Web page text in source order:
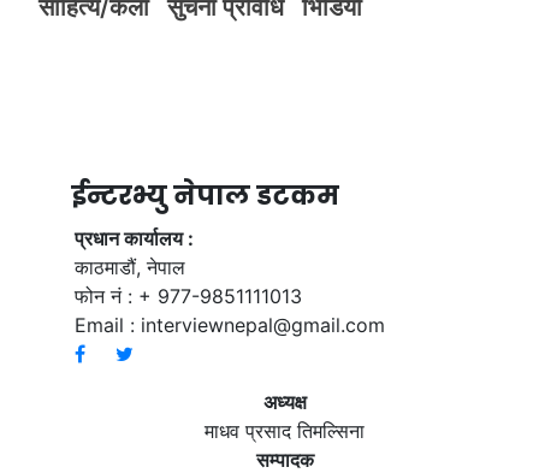
साहित्य/कला
सुचना प्रविधि भिडियाे
ईन्टरभ्यु नेपाल डटकम
प्रधान कार्यालय :
काठमाडौं, नेपाल
फोन नं : + 977-9851111013
Email : interviewnepal@gmail.com
अध्यक्ष
माधव प्रसाद तिमल्सिना
सम्पादक